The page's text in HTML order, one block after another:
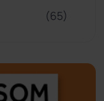
(65)
(510)